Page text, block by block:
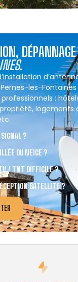
.
les-
:
logements
?
OU NEIGE ?
/ TNT DIFFICILE ?
SATELLITE ?